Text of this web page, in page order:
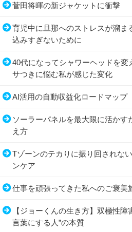
菅田将暉の新ジャケットに衝撃
育児中に旦那へのストレスが溜ま
込みすぎないために
40代になってシャワーヘッドを
サつきに悩む私が感じた変化
AI活用の自動収益化ロードマップ
ソーラーパネルを最大限に活かす
え方
Tゾーンのテカりに振り回されな
ンケア
仕事を頑張ってきた私へのご褒美
【ジョーくんの生き方】双極性
言葉にする人”の本質